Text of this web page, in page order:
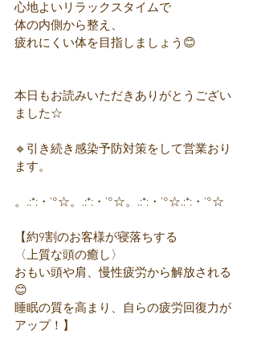
心地よいリラックスタイムで
体の内側から整え、
疲れにくい体を目指しましょう😊
本日もお読みいただきありがとうござい
ました☆
🔹引き続き感染予防対策をして営業おり
ます。
。.:*:・'°☆。.:*:・'°☆。.:*:・'°☆.:*:・'°☆
【約9割のお客様が寝落ちする
〈上質な頭の癒し〉
おもい頭や肩、慢性疲労から解放される
😊
睡眠の質を高まり、自らの疲労回復力が
アップ！】